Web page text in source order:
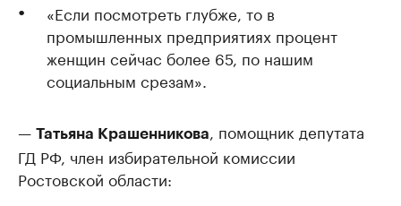
«Если посмотреть глубже, то в
промышленных предприятиях процент
женщин сейчас более 65, по нашим
социальным срезам».
— Татьяна Крашенникова
, помощник депутата
ГД РФ, член избирательной комиссии
Ростовской области: